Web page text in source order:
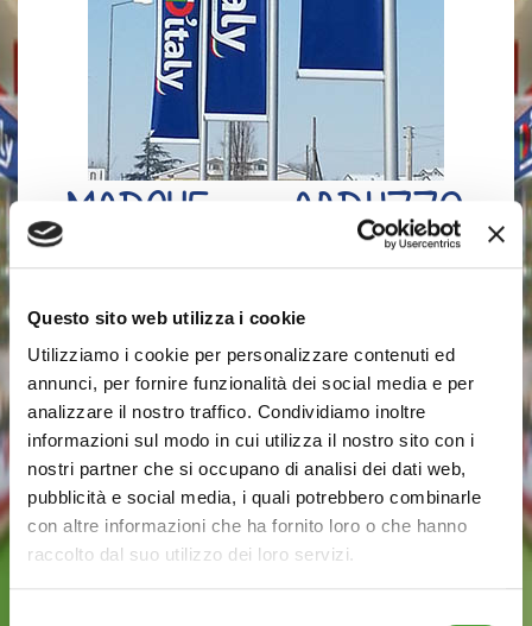
Questo sito web utilizza i cookie
Utilizziamo i cookie per personalizzare contenuti ed
annunci, per fornire funzionalità dei social media e per
analizzare il nostro traffico. Condividiamo inoltre
informazioni sul modo in cui utilizza il nostro sito con i
nostri partner che si occupano di analisi dei dati web,
pubblicità e social media, i quali potrebbero combinarle
con altre informazioni che ha fornito loro o che hanno
raccolto dal suo utilizzo dei loro servizi.
MARCHE – ABRUZZO
Sarai conquistato dal mix di qualità, convenienza e varietà.
Così diventeremo il tuo nuovo punto di riferimento e non
potrai più farne a meno.